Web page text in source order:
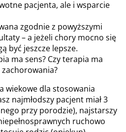
pacjenta, ale i wsparcie
zgodnie z powyższymi
– a jeżeli chory mocno się
być jeszcze lepsze.
ma sens? Czy terapia ma
wiekowe dla stosowania
najmłodszy pacjent miał 3
przy porodzie), najstarszy
ruchowo